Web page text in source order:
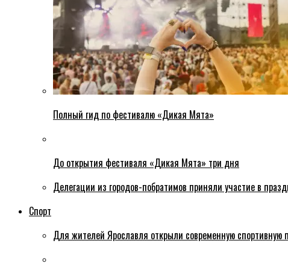
Полный гид по фестивалю «Дикая Мята»
До открытия фестиваля «Дикая Мята» три дня
Делегации из городов-побратимов приняли участие в
Спорт
Для жителей Ярославля открыли современную спортивную